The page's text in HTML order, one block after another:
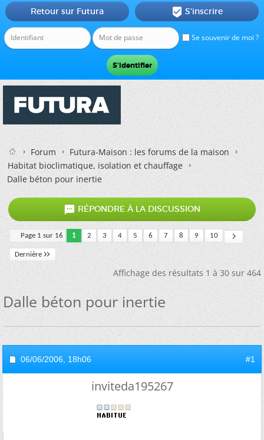
Se souvenir de moi ?
Retour sur Futura  S'inscrire
Forum
Futura-Maison : les forums de la maison
Habitat bioclimatique, isolation et chauffage
Dalle béton pour inertie
 RÉPONDRE À LA DISCUSSION
Page 1 sur 16 1 2 3 4 5 6 7 8 9 10
Dernière
Affichage des résultats 1 à 30 sur 464
Dalle béton pour inertie
06/06/2006, 18h06 #1
inviteda195267